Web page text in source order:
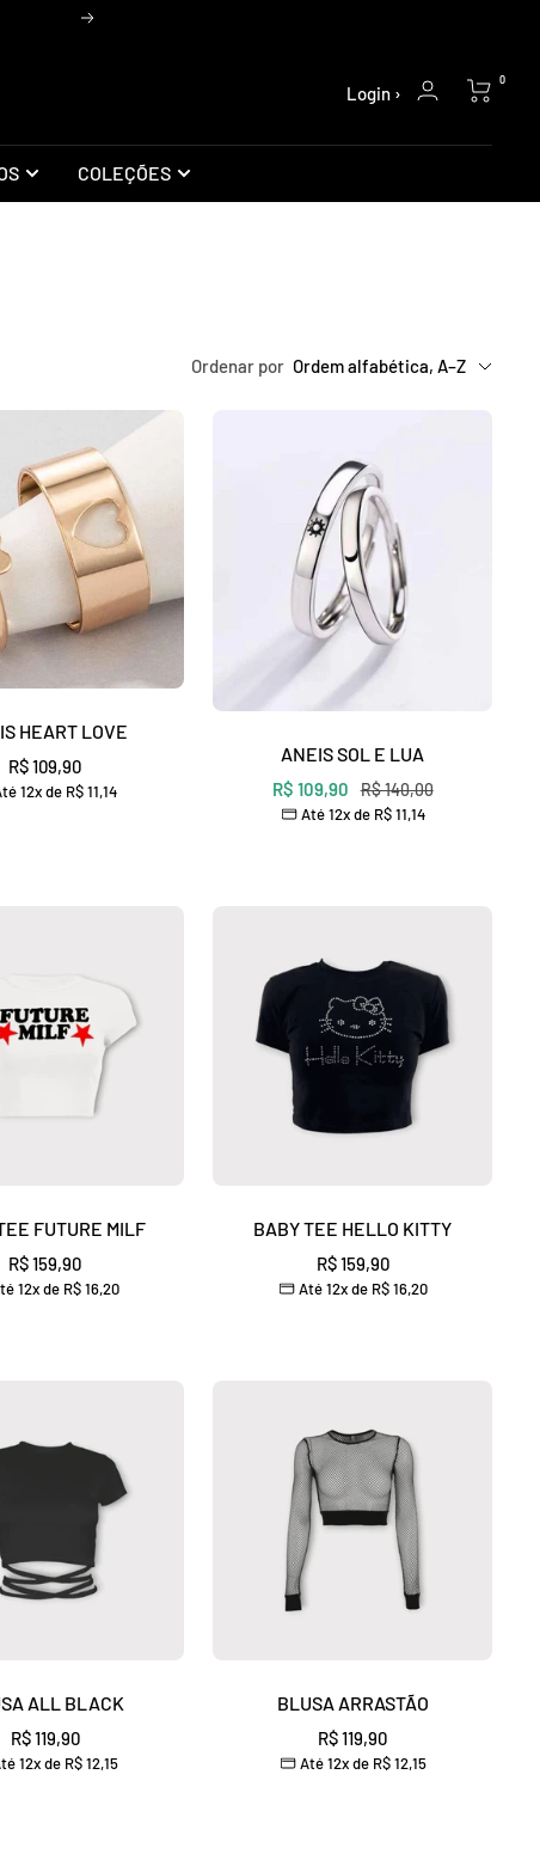
Próxima
Login ›
0
COLEÇÕES
Ordenar por Ordem alfabética, A–Z
HEART LOVE
Preço
promocional
R$ 109,90
12x de R$ 11,14
ANEIS SOL E LUA
Preço
promocional
R$ 109,90 Preço
normal
R$ 140,00
Até 12x de R$ 11,14
FUTURE MILF
Preço
promocional
R$ 159,90
12x de R$ 16,20
BABY TEE HELLO KITTY
Preço
promocional
R$ 159,90
Até 12x de R$ 16,20
ALL BLACK
Preço
promocional
R$ 119,90
12x de R$ 12,15
BLUSA ARRASTÃO
Preço
promocional
R$ 119,90
Até 12x de R$ 12,15